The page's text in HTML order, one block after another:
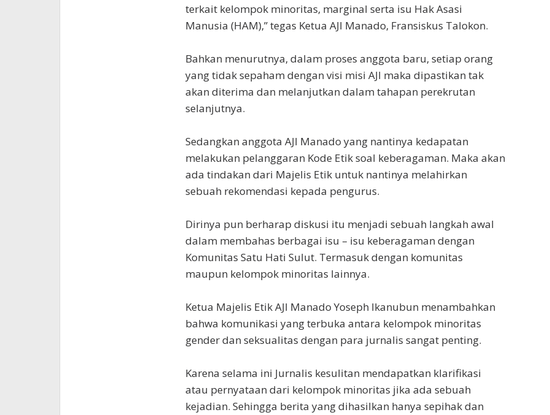
terkait kelompok minoritas, marginal serta isu Hak Asasi
Manusia (HAM),” tegas Ketua AJI Manado, Fransiskus Talokon.
Bahkan menurutnya, dalam proses anggota baru, setiap orang
yang tidak sepaham dengan visi misi AJI maka dipastikan tak
akan diterima dan melanjutkan dalam tahapan perekrutan
selanjutnya.
Sedangkan anggota AJI Manado yang nantinya kedapatan
melakukan pelanggaran Kode Etik soal keberagaman. Maka akan
ada tindakan dari Majelis Etik untuk nantinya melahirkan
sebuah rekomendasi kepada pengurus.
Dirinya pun berharap diskusi itu menjadi sebuah langkah awal
dalam membahas berbagai isu – isu keberagaman dengan
Komunitas Satu Hati Sulut. Termasuk dengan komunitas
maupun kelompok minoritas lainnya.
Ketua Majelis Etik AJI Manado Yoseph Ikanubun menambahkan
bahwa komunikasi yang terbuka antara kelompok minoritas
gender dan seksualitas dengan para jurnalis sangat penting.
Karena selama ini Jurnalis kesulitan mendapatkan klarifikasi
atau pernyataan dari kelompok minoritas jika ada sebuah
kejadian. Sehingga berita yang dihasilkan hanya sepihak dan